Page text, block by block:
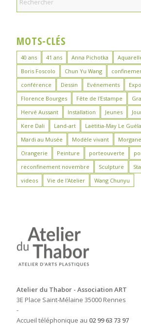
MOTS-CLÉS
40 ans 41 ans Anna Pichotka
Boris Foscolo
Chun Yu Wang
conférence
Dessin Evénements
Florence Bourges
Fête de l'Estampe
Hervé Aussant
Installation Jeunes
Kere Dali
Land-art Laëtitia-May Le
Mardi au Musée
Modèle vivant
Orangerie
Peinture porteouverte
reconfinement novembre
Sculpture
videos
Vie de l'Atelier Wang Chunyu
Atelier du Thabor - Association ART
3E Place Saint-Mélaine 35000 Rennes
-
Accueil téléphonique au 02 99 63 73 97